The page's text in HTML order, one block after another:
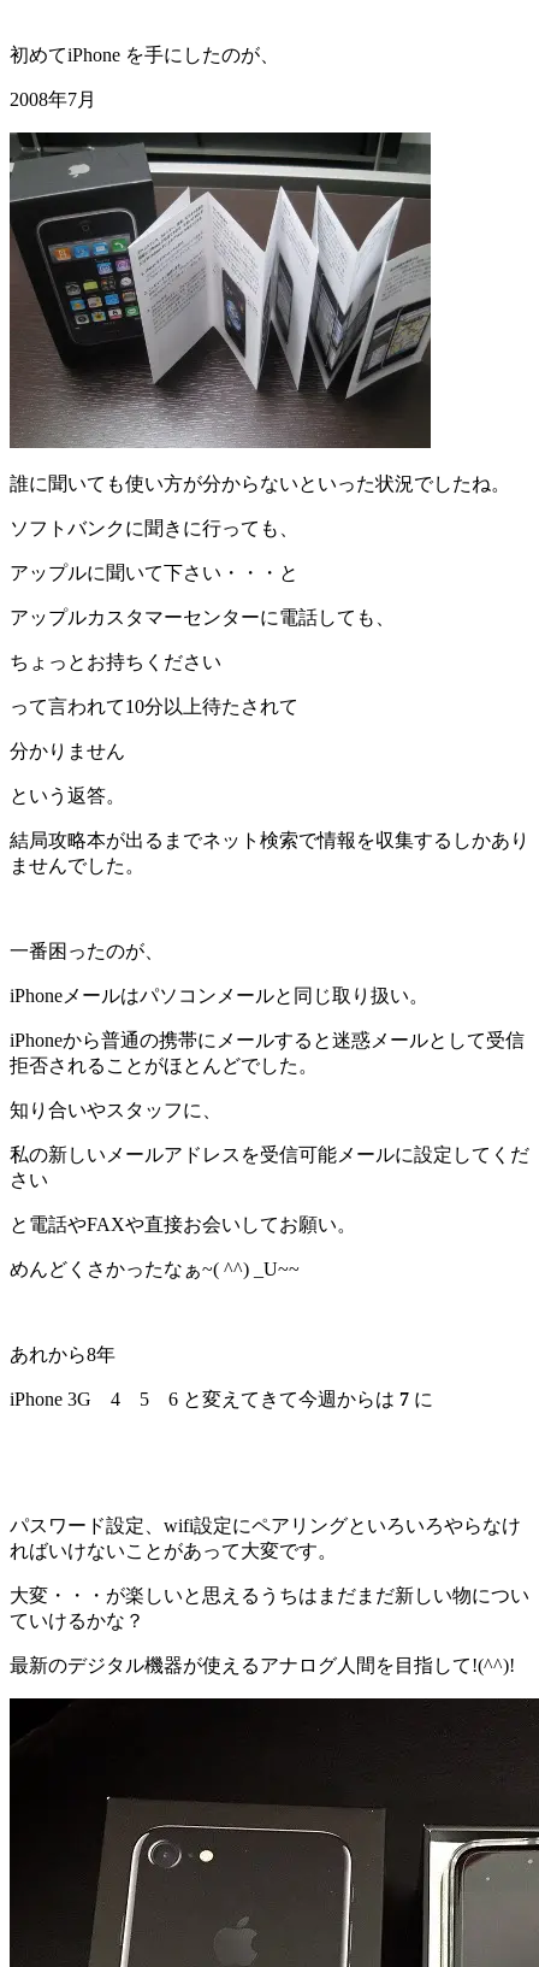
初めてiPhone を手にしたのが、
2008年7月
誰に聞いても使い方が分からないといった状況でしたね。
ソフトバンクに聞きに行っても、
アップルに聞いて下さい・・・と
アップルカスタマーセンターに電話しても、
ちょっとお持ちください
って言われて10分以上待たされて
分かりません
という返答。
結局攻略本が出るまでネット検索で情報を収集するしかあり
ませんでした。
一番困ったのが、
iPhoneメールはパソコンメールと同じ取り扱い。
iPhoneから普通の携帯にメールすると迷惑メールとして受信
拒否されることがほとんどでした。
知り合いやスタッフに、
私の新しいメールアドレスを受信可能メールに設定してくだ
さい
と電話やFAXや直接お会いしてお願い。
めんどくさかったなぁ~( ^^) _U~~
あれから8年
iPhone 3G 4 5 6 と変えてきて今週からは 7 に
パスワード設定、wifi設定にペアリングといろいろやらなけ
ればいけないことがあって大変です。
大変・・・が楽しいと思えるうちはまだまだ新しい物につい
ていけるかな？
最新のデジタル機器が使えるアナログ人間を目指して!(^^)!